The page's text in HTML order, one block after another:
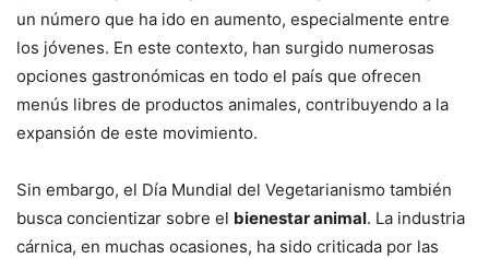
un número que ha ido en aumento, especialmente entre
los jóvenes. En este contexto, han surgido numerosas
opciones gastronómicas en todo el país que ofrecen
menús libres de productos animales, contribuyendo a la
expansión de este movimiento.
Sin embargo, el Día Mundial del Vegetarianismo también
busca concientizar sobre el bienestar animal. La industria
cárnica, en muchas ocasiones, ha sido criticada por las